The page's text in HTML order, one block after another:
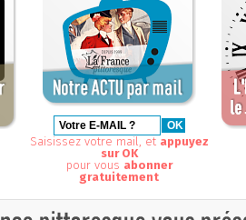
Saisissez votre mail, et appuyez
sur OK
pour vous abonner
gratuitement